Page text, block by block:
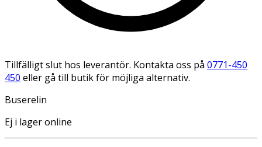
Tillfälligt slut hos leverantör. Kontakta oss på 0771-450
450 eller gå till butik för möjliga alternativ.
Buserelin
Ej i lager online